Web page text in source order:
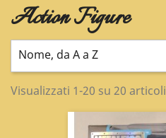
Action Figure
Nome, da A a Z
Visualizzati 1-20 su 20 articoli